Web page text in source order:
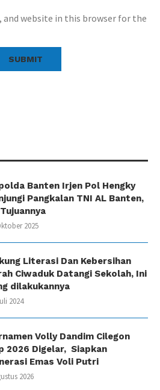
and website in this browser for the
Banten Irjen Pol Hengky
Pangkalan TNI AL Banten,
2025
Literasi Dan Kebersihan
Ciwaduk Datangi Sekolah, Ini
dilakukannya
2024
Volly Dandim Cilegon
2026 Digelar, Siapkan
Emas Voli Putri
2026